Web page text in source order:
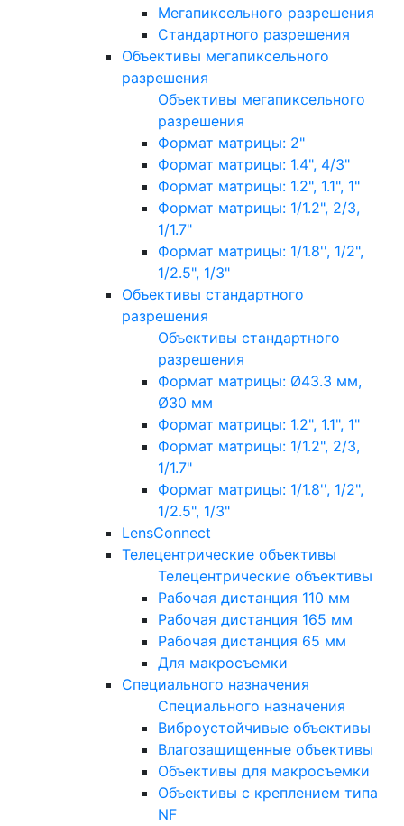
Мегапиксельного разрешения
Стандартного разрешения
Объективы мегапиксельного
разрешения
Объективы мегапиксельного
разрешения
Формат матрицы: 2"
Формат матрицы: 1.4", 4/3"
Формат матрицы: 1.2", 1.1", 1"
Формат матрицы: 1/1.2", 2/3,
1/1.7"
Формат матрицы: 1/1.8'', 1/2",
1/2.5", 1/3"
Объективы стандартного
разрешения
Объективы стандартного
разрешения
Формат матрицы: Ø43.3 мм,
Ø30 мм
Формат матрицы: 1.2", 1.1", 1"
Формат матрицы: 1/1.2", 2/3,
1/1.7"
Формат матрицы: 1/1.8'', 1/2",
1/2.5", 1/3"
LensConnect
Телецентрические объективы
Телецентрические объективы
Рабочая дистанция 110 мм
Рабочая дистанция 165 мм
Рабочая дистанция 65 мм
Для макросъемки
Специального назначения
Специального назначения
Виброустойчивые объективы
Влагозащищенные объективы
Объективы для макросъемки
Объективы с креплением типа
NF